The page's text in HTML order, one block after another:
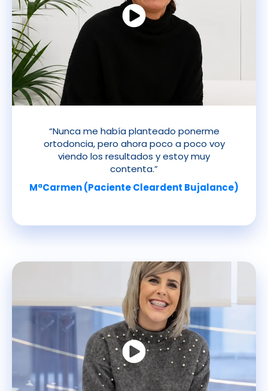
“Nunca me había planteado ponerme
ortodoncia, pero ahora poco a poco voy
viendo los resultados y estoy muy
contenta.”
MªCarmen (Paciente Cleardent Bujalance)